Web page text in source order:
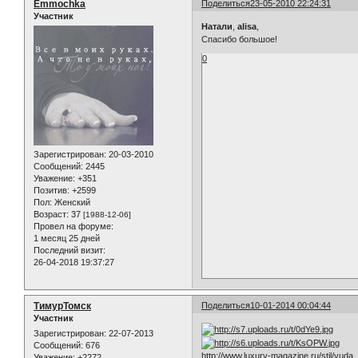
Поделиться23-05-2010 22:24:31
Emmochka
Участник
Зарегистрирован: 20-03-2010
Сообщений: 2445
Уважение: +351
Позитив: +2599
Пол: Женский
Возраст: 37 [1988-12-06]
Провел на форуме:
1 месяц 25 дней
Последний визит:
26-04-2018 19:37:27
Натали ,alisa
Спасибо большое!
0
Поделиться10-01-2014 00:04:44
ТимурТомск
Участник
Зарегистрирован: 22-07-2013
Сообщений: 676
http://www.luxury-magazine.ru/stil/